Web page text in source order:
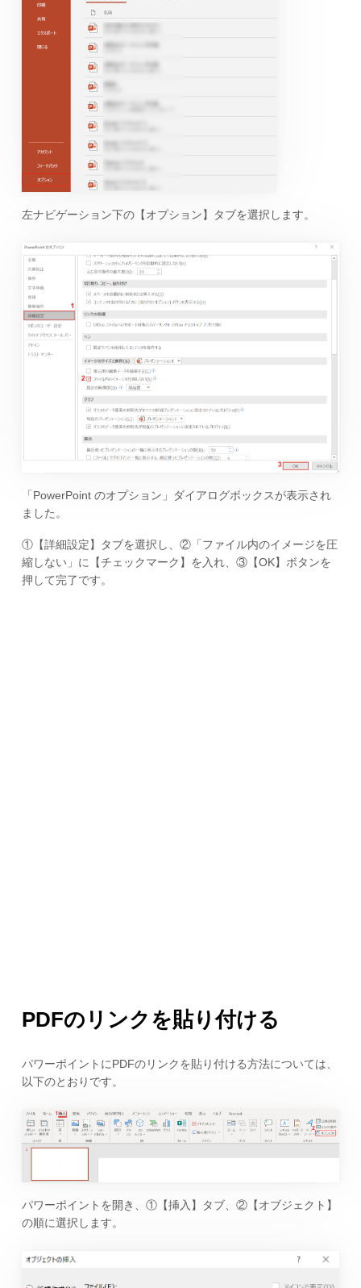
左ナビゲーション下の【オプション】タブを選択します。
「PowerPoint のオプション」ダイアログボックスが表示され
ました。
①【詳細設定】タブを選択し、②「ファイル内のイメージを圧
縮しない」に【チェックマーク】を入れ、③【OK】ボタンを
押して完了です。
PDFのリンクを貼り付ける
パワーポイントにPDFのリンクを貼り付ける方法については、
以下のとおりです。
パワーポイントを開き、①【挿入】タブ、②【オブジェクト】
の順に選択します。